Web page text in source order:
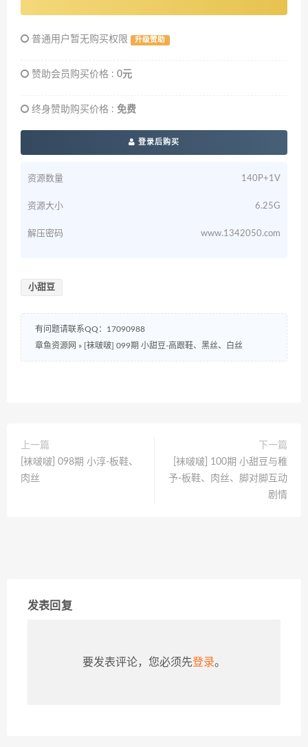
普通用户暂无购买权限 升级赞助
赞助会员购买价格 : 0元
终身赞助购买价格 : 免费
登录后购买
资源数量 140P+1V
资源大小 6.25G
解压密码 www.1342050.com
小甜豆
有问题请联系QQ：17090988
章鱼资源网 » [袜啵啵] 099期 小甜豆-高跟鞋、黑丝、白丝
上一篇
[袜啵啵] 098期 小淳-板鞋、
肉丝
下一篇
[袜啵啵] 100期 小甜豆与稚
予-板鞋、肉丝、脚对脚互动
剧情
发表回复
要发表评论，您必须先登录。